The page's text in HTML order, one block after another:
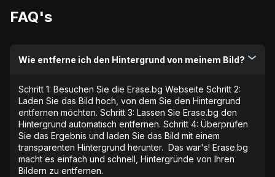
FAQ's
Wie entferne ich den Hintergrund von meinem Bild?
Schritt 1: Besuchen Sie die Erase.bg Webseite Schritt 2:
Laden Sie das Bild hoch, von dem Sie den Hintergrund
entfernen möchten. Schritt 3: Lassen Sie Erase.bg den
Hintergrund automatisch entfernen. Schritt 4: Überprüfen
Sie das Ergebnis und laden Sie das Bild mit einem
transparenten Hintergrund herunter. ‍ Das war's! Erase.bg
macht es einfach und schnell, Hintergründe von Ihren
Bildern zu entfernen.